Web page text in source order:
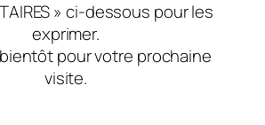
» ci-dessous pour les
exprimer.
pour votre prochaine
visite.